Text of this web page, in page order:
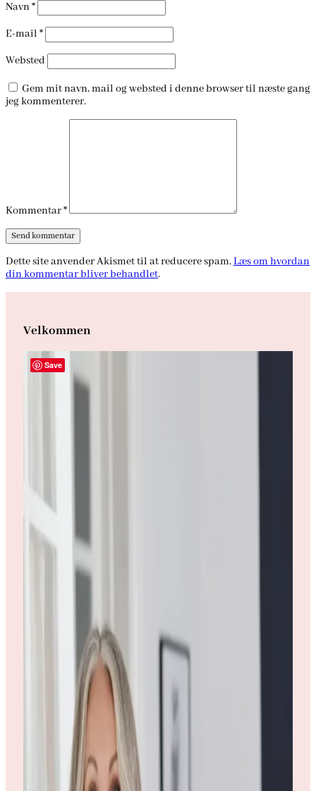
Navn*
E-mail *
Websted
Gem mit navn, mail og websted i denne browser til næste gang
jeg kommenterer.
Kommentar*
Dette site anvender Akismet til at reducere spam.Læs om hvordan
din kommentar bliver behandlet.
Velkommen
Save